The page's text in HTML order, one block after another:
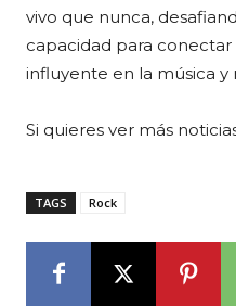
vivo que nunca,
capacidad para
influyente en la música y
Si quieres ver más
TAGS Rock